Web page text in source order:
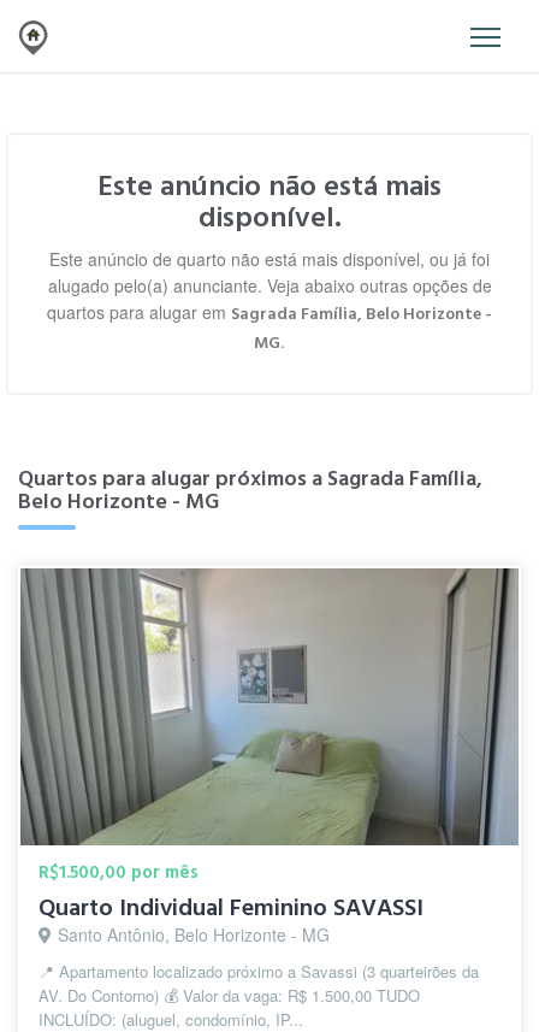
Este anúncio não está mais
disponível.
Este anúncio de quarto não está mais disponível, ou já foi
alugado pelo(a) anunciante. Veja abaixo outras opções de
quartos para alugar em Sagrada Família, Belo Horizonte -
MG.
Quartos para alugar próximos a Sagrada Família,
Belo Horizonte - MG
R$1.500,00 por mês
Quarto Individual Feminino SAVASSI
Santo Antônio, Belo Horizonte - MG
📍 Apartamento localizado próximo a Savassi (3 quarteirões da
AV. Do Contorno) 💰 Valor da vaga: R$ 1.500,00 TUDO
INCLUÍDO: (aluguel, condomínio, IP...